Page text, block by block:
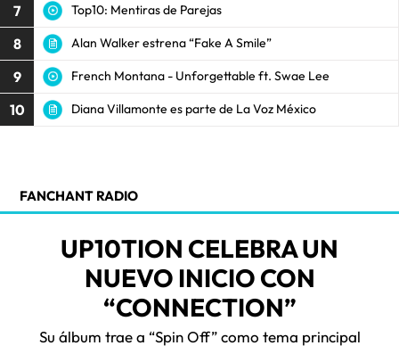
7 Top10: Mentiras de Parejas
8 Alan Walker estrena “Fake A Smile”
9 French Montana - Unforgettable ft. Swae Lee
10 Diana Villamonte es parte de La Voz México
FANCHANT RADIO
UP10TION CELEBRA UN
NUEVO INICIO CON
“CONNECTION”
Su álbum trae a “Spin Off” como tema principal